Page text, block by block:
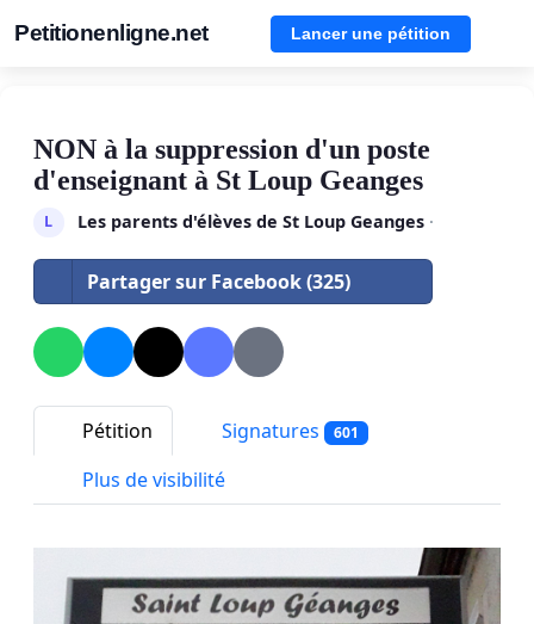
Petitionenligne.net Lancer une pétition
NON à la suppression d'un poste
d'enseignant à St Loup Geanges
L Les parents d'élèves de St Loup Geanges·
Partager sur Facebook (325)
Pétition Signatures 601
Plus de visibilité